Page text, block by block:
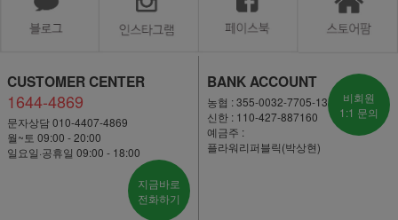
CUSTOMER CENTER
1644-4869
문자상담 010-4407-4869
월~토 09:00 - 20:00
일요일·공휴일 09:00 - 18:00
지금바로
전화하기
BANK ACCOUNT
농협 : 355-0032-7705-13
신한 : 110-427-887160
예금주 :
플라워리퍼블릭(박상현)
비회원
1:1 문의